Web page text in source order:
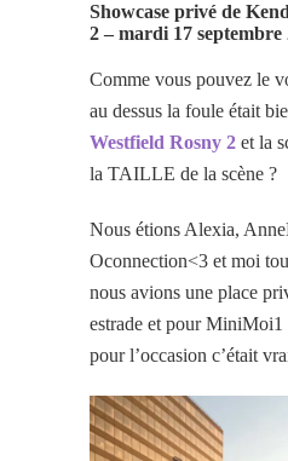
Showcase privé de
2 – mardi 17 septembre
Comme vous pouvez le
au dessus la foule était
Westfield Rosny 2 et la
la TAILLE de la scène ?
Nous étions Alexia,
Oconnection<3 et moi
nous avions une place
estrade et pour MiniMoi1
pour l’occasion c’était